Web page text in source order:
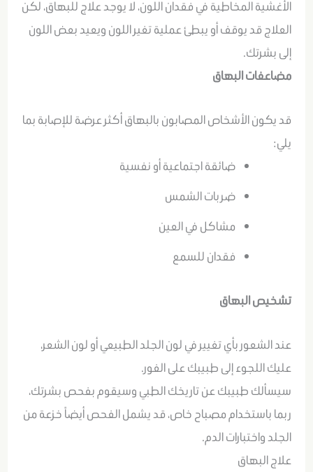
الأغشية المخاطية في فقدان اللون، لا يوجد علاج للبهاق، لكن
العلاج قد يوقف أو يبطئ عملية تغير اللون ويعيد بعض اللون
إلى بشرتك.
مضاعفات البهاق
قد يكون الأشخاص المصابون بالبهاق أكثر عرضة للإصابة بما
يلي:
ضائقة اجتماعية أو نفسية
ضربات الشمس
مشاكل في العين
فقدان للسمع
تشخيص البهاق
عند الشعور بأي تغيير في لون الجلد الطبيعي أو لون الشعر،
عليك اللجوء إلى طبيبك على الفور.
سيسألك طبيبك عن تاريخك الطبي وسيقوم بفحص بشرتك،
ربما باستخدام مصباح خاص، قد يشمل الفحص أيضاً خزعة من
الجلد واختبارات الدم.
علاج البهاق